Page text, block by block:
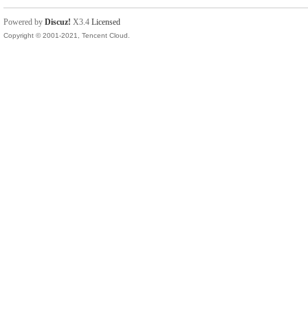
Powered by Discuz! X3.4 Licensed
Copyright © 2001-2021, Tencent Cloud.